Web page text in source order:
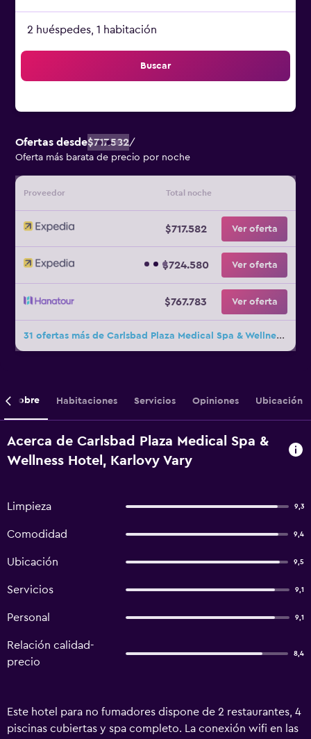
2 huéspedes, 1 habitación
Buscar
Ofertas desde$717.582/
Oferta más barata de precio por noche
Proveedor Total noche
$717.582 Ver oferta
$724.580 Ver oferta
$767.783 Ver oferta
31 ofertas más de Carlsbad Plaza Medical Spa & Wellness Hotel
Sobre Habitaciones Servicios Opiniones Ubicación
Acerca de Carlsbad Plaza Medical Spa &
Wellness Hotel, Karlovy Vary
Limpieza 9,3
Comodidad 9,4
Ubicación 9,5
Servicios 9,1
Personal 9,1
Relación calidad-
precio
8,4
Este hotel para no fumadores dispone de 2 restaurantes, 4
piscinas cubiertas y spa completo. La conexión wifi en las